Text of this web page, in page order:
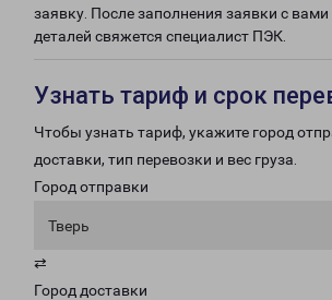
заявку. После заполнения заявки с
деталей свяжется специалист ПЭК.
Узнать тариф и срок
Чтобы узнать тариф, укажите город
доставки, тип перевозки и вес груза.
Город отправки
Тверь
⇄
Город доставки